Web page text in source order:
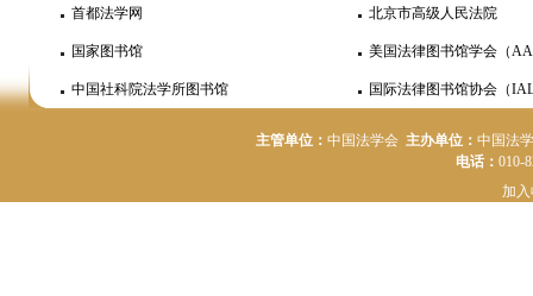
首都法学网 北京市高级人民法院
国家图书馆 美国法律图书馆学会（
中国社科院法学所图书馆 国际法律图书馆协会（
主管单位： 中国法学会 主办单位： 中国法
电话： 010-
加